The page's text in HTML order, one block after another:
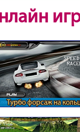
Турбо форсаж на